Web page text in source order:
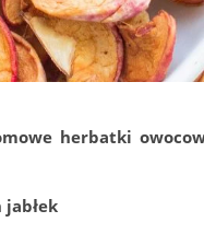
herbatki
jabłek